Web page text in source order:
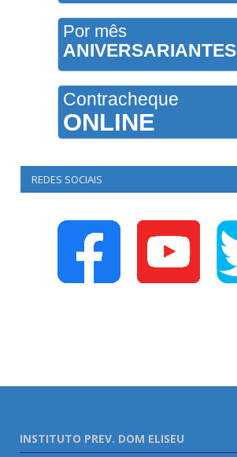
Por mês
ANIVERSARIANTES
Contracheque
ONLINE
REDES SOCIAIS
INSTITUTO PREV. DOM ELISEU